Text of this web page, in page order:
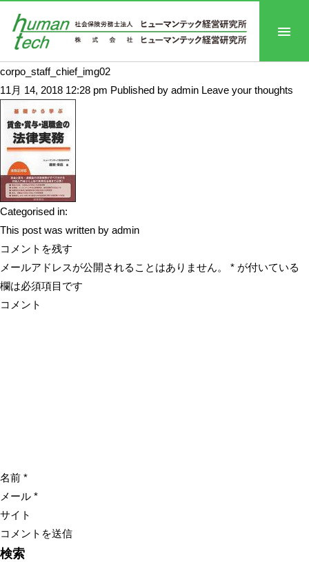
corpo_staff_chief_img02
11月 14, 2018 12:28 pm Published by admin Leave your thoughts
Categorised in:
This post was written by admin
コメントを残す
メールアドレスが公開されることはありません。
* が付いている
欄は必須項目です
コメント
名前 *
メール *
サイト
検索